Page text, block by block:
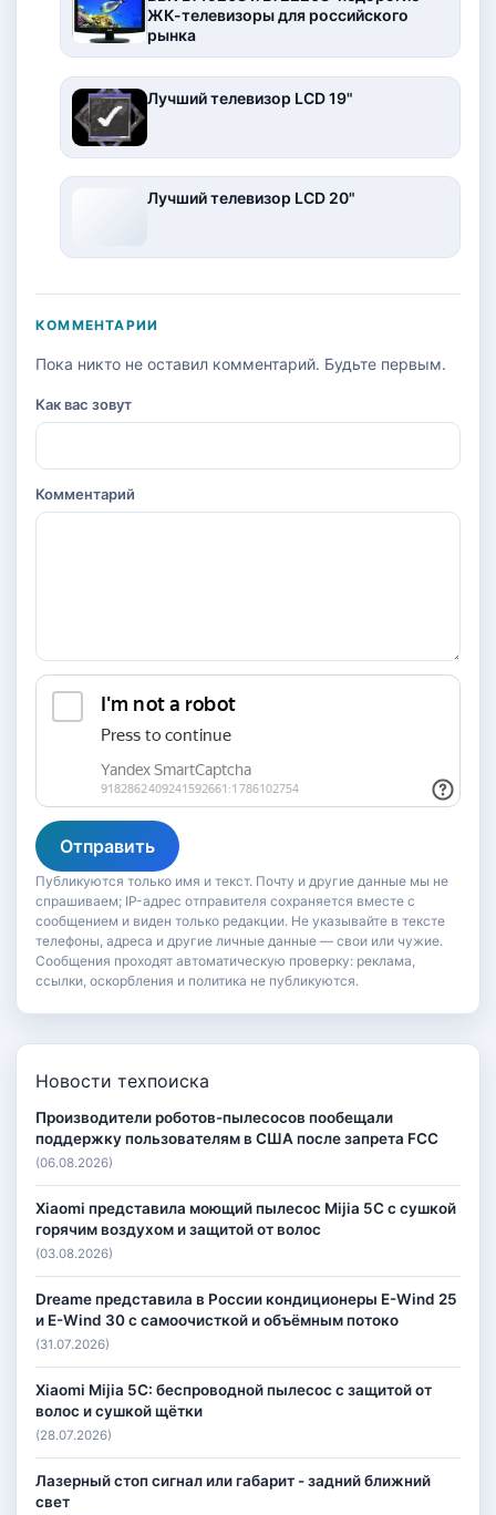
ЖК-телевизоры для российского
рынка
Лучший телевизор LCD 19"
Лучший телевизор LCD 20"
КОММЕНТАРИИ
Пока никто не оставил комментарий. Будьте первым.
Как вас зовут
Комментарий
Отправить
Публикуются только имя и текст. Почту и другие данные мы не
спрашиваем; IP-адрес отправителя сохраняется вместе с
сообщением и виден только редакции. Не указывайте в тексте
телефоны, адреса и другие личные данные — свои или чужие.
Сообщения проходят автоматическую проверку: реклама,
ссылки, оскорбления и политика не публикуются.
Новости техпоиска
Производители роботов-пылесосов пообещали
поддержку пользователям в США после запрета FCC
(06.08.2026)
Xiaomi представила моющий пылесос Mijia 5C с сушкой
горячим воздухом и защитой от волос
(03.08.2026)
Dreame представила в России кондиционеры E-Wind 25
и E-Wind 30 с самоочисткой и объёмным потоко
(31.07.2026)
Xiaomi Mijia 5C: беспроводной пылесос с защитой от
волос и сушкой щётки
(28.07.2026)
Лазерный стоп сигнал или габарит - задний ближний
свет